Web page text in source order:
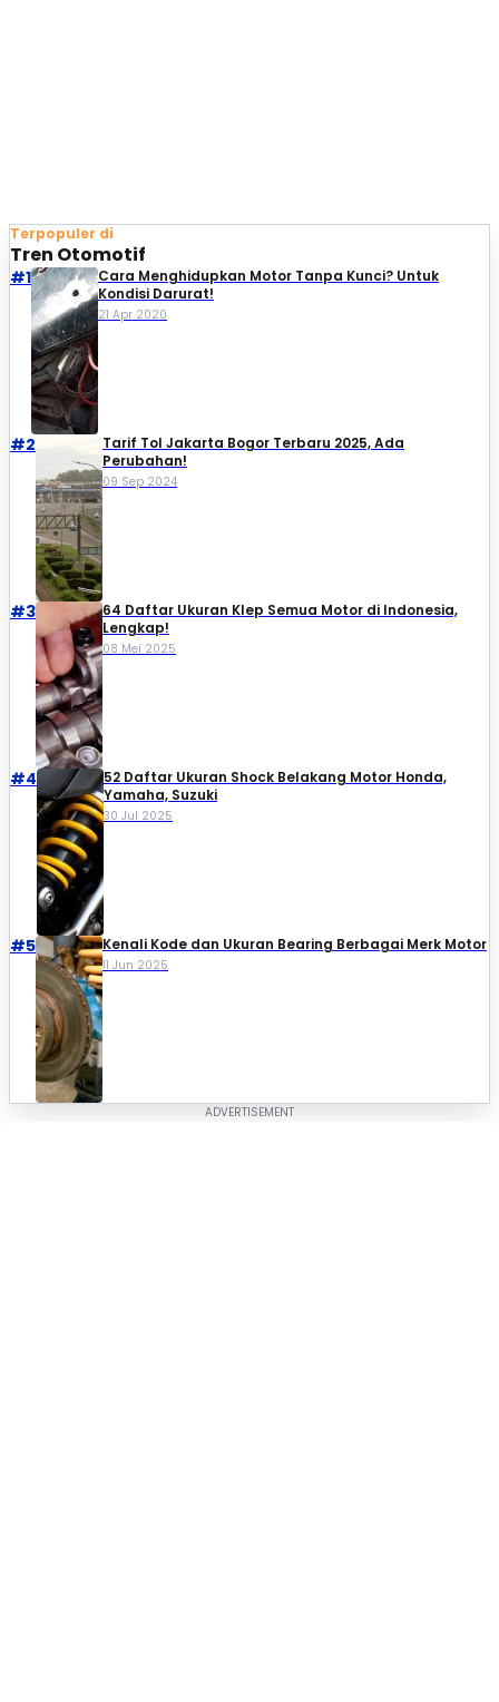
Terpopuler di
Tren Otomotif
#1
Cara Menghidupkan Motor Tanpa Kunci? Untuk
Kondisi Darurat!
21 Apr 2020
#2
Tarif Tol Jakarta Bogor Terbaru 2025, Ada
Perubahan!
09 Sep 2024
#3
64 Daftar Ukuran Klep Semua Motor di Indonesia,
Lengkap!
08 Mei 2025
#4
52 Daftar Ukuran Shock Belakang Motor Honda,
Yamaha, Suzuki​
30 Jul 2025
#5 Kenali Kode dan Ukuran Bearing Berbagai Merk Motor
11 Jun 2025